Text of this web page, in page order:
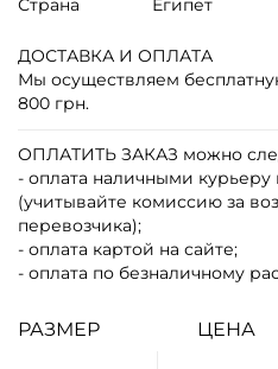
Страна
Египет
ДОСТАВКА И ОПЛАТА
Мы осуществляем
800 грн.
ОПЛАТИТЬ ЗАКАЗ можно
- оплата наличными
(учитывайте комиссию за
перевозчика);
- оплата картой на сайте;
- оплата по безналичному
РАЗМЕР ЦЕНА